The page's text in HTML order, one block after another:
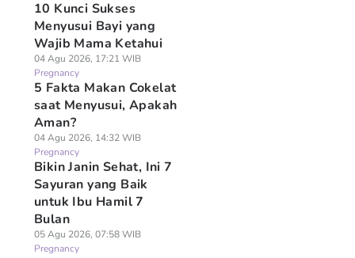
10 Kunci Sukses
Menyusui Bayi yang
Wajib Mama Ketahui
04 Agu 2026, 17:21 WIB
Pregnancy
5 Fakta Makan Cokelat
saat Menyusui, Apakah
Aman?
04 Agu 2026, 14:32 WIB
Pregnancy
Bikin Janin Sehat, Ini 7
Sayuran yang Baik
untuk Ibu Hamil 7
Bulan
05 Agu 2026, 07:58 WIB
Pregnancy